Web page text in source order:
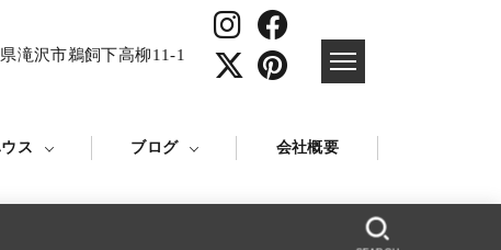
滝沢市鵜飼下高柳11-1
ス ブログ 会社概要